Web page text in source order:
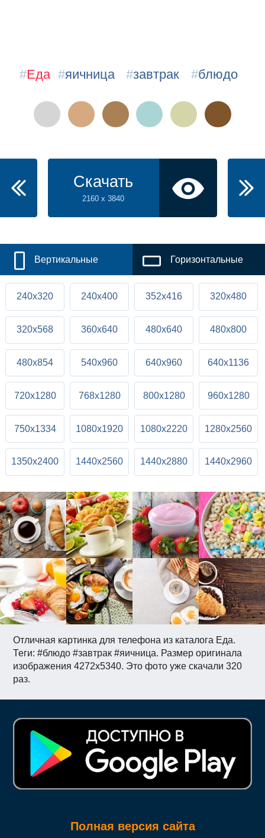
Отличная картинка для телефона из каталога Еда.
Теги: #блюдо #завтрак #яичница. Размер оригинала
изображения 4272x5340. Это фото уже скачали 320
раз.
#Еда #яичница #завтрак #блюдо
Скачать
2160 x 3840
Вертикальные Горизонтальные
240x320 240x400 352x416 320x480
320x568 360x640 480x640 480x800
480x854 540x960 640x960 640x1136
720x1280 768x1280 800x1280 960x1280
750x1334 1080x1920 1080x2220 1280x2560
1350x2400 1440x2560 1440x2880 1440x2960
Полная версия сайта